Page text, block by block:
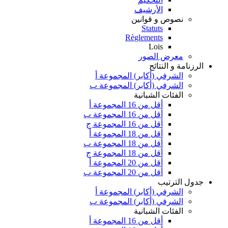
الأرشيف
نصوص و قوانين
Statuts
Règlements
Lois
معرض الصور
الرزنامة و النتائج
الشرفي (أكابر) المجموعة أ
الشرفي (أكابر) المجموعة ب
الفئات الشبانية
أقل من 16 المجموعة أ
أقل من 16 المجموعة ب
أقل من 16 المجموعة ج
أقل من 18 المجموعة أ
أقل من 18 المجموعة ب
أقل من 18 المجموعة ج
أقل من 20 المجموعة أ
أقل من 20 المجموعة ب
جدول الترتيب
الشرفي (أكابر) المجموعة أ
الشرفي (أكابر) المجموعة ب
الفئات الشبانية
أقل من 16 المجموعة أ